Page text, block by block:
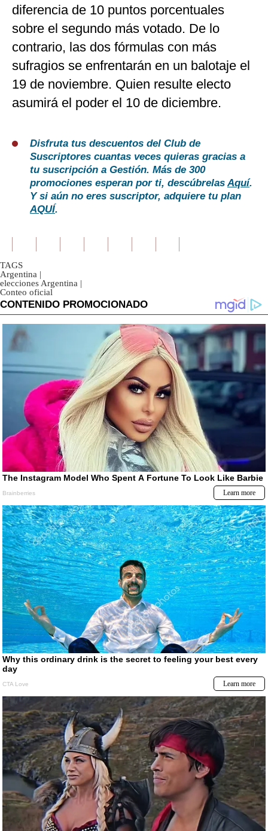
diferencia de 10 puntos porcentuales
sobre el segundo más votado. De lo
contrario, las dos fórmulas con más
sufragios se enfrentarán en un balotaje el
19 de noviembre. Quien resulte electo
asumirá el poder el 10 de diciembre.
Disfruta tus descuentos del Club de
Suscriptores cuantas veces quieras gracias a
tu suscripción a Gestión. Más de 300
promociones esperan por ti, descúbrelasAquí.
Y si aún no eres suscriptor, adquiere tu plan
AQUÍ.
TAGS
Argentina |
elecciones Argentina |
Conteo oficial